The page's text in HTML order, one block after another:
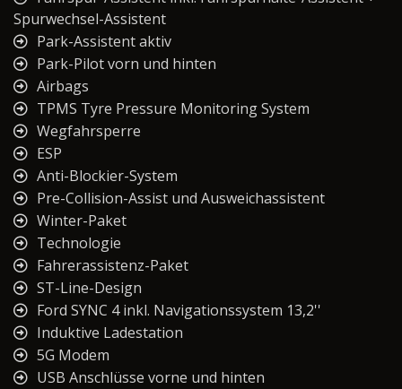
Spurwechsel-Assistent
Park-Assistent aktiv
Park-Pilot vorn und hinten
Airbags
TPMS Tyre Pressure Monitoring System
Wegfahrsperre
ESP
Anti-Blockier-System
Pre-Collision-Assist und Ausweichassistent
Winter-Paket
Technologie
Fahrerassistenz-Paket
ST-Line-Design
Ford SYNC 4 inkl. Navigationssystem 13,2''
Induktive Ladestation
5G Modem
USB Anschlüsse vorne und hinten